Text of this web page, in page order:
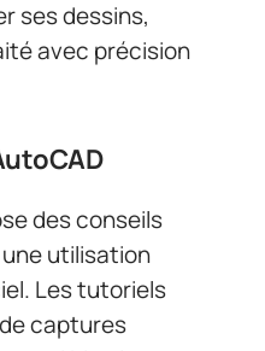
ses dessins,
avec précision
des conseils
utilisation
Les tutoriels
captures